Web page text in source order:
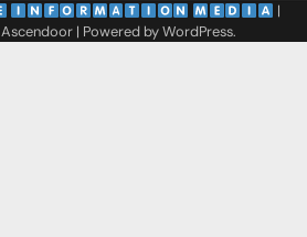
|
Ascendoor| Powered byWordPress.